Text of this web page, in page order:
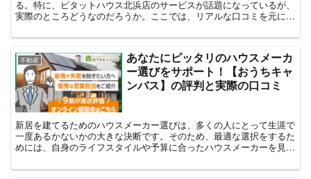
る。特に、ピタットハウス北浜店のサービスが話題になっているが、
実際のところどうなのだろうか。ここでは、リアルな口コミを元にピ
不動産
あなたにピッタリのハウスメーカ
ー選びをサポート！【おうちキャ
ンバス】の評判と実際の口コミ
新居を建てるためのハウスメーカー選びは、多くの人にとって生涯で
一度あるかないかの大きな決断です。そのため、最適な選択をするた
めには、自身のライフスタイルや予算に合ったハウスメーカーを見つ